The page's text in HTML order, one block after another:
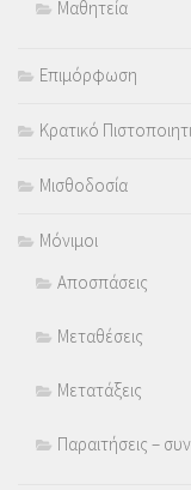
Μαθητεία
Επιμόρφωση
Κρατικό
Μισθοδοσία
Μόνιμοι
Αποσπάσεις
Μεταθέσεις
Μετατάξεις
Παραιτήσεις –